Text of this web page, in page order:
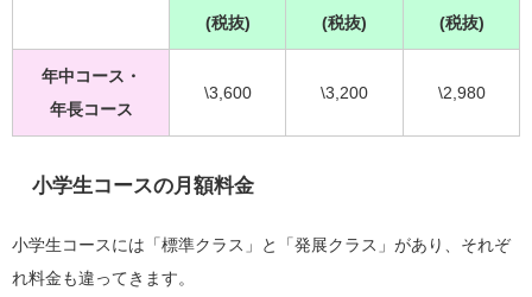
(税抜)
(税抜)
(税抜)
年中コース・
年長コース
\3,600 \3,200 \2,980
小学生コースの月額料金
小学生コースには「標準クラス」と「発展クラス」があり、それぞ
れ料金も違ってきます。